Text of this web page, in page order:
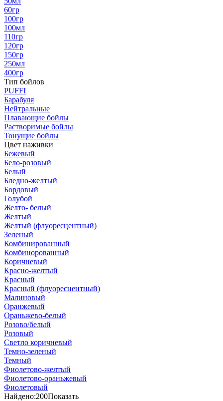
60гр
100гр
100мл
110гр
120гр
150гр
250мл
400гр
Тип бойлов
PUFFI
Барабуля
Нейтральные
Плавающие бойлы
Растворимые бойлы
Тонущие бойлы
Цвет наживки
Бежевый
Бело-розовый
Белый
Бледно-желтый
Бордовый
Голубой
Желто- белый
Желтый
Желтый (флуоресцентный)
Зеленый
Комбинированный
Комбинорованный
Коричневый
Красно-желтый
Красный
Красный (флуоресцентный)
Малиновый
Оранжевый
Ораньжево-белый
Розово/белый
Розовый
Светло коричневый
Темно-зеленый
Темный
Фиолетово-желтый
Фиолетово-ораньжевый
Фиолетовый
Найдено:200Показать